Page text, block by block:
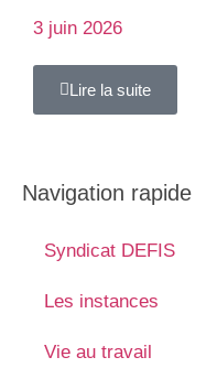
3 juin 2026
Lire la suite
Navigation rapide
Syndicat DEFIS
Les instances
Vie au travail